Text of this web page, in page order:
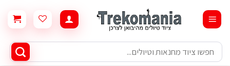
content
חיפוש
עבור: